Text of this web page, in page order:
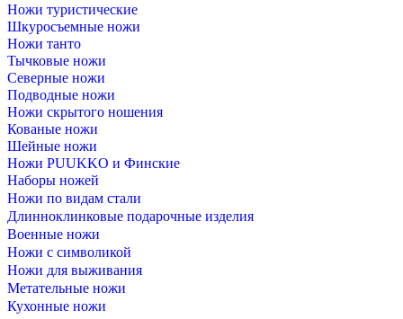
Ножи туристические
Шкуросъемные ножи
Ножи танто
Тычковые ножи
Северные ножи
Подводные ножи
Ножи скрытого ношения
Кованые ножи
Шейные ножи
Ножи PUUKKO и Финские
Наборы ножей
Ножи по видам стали
Длинноклинковые подарочные изделия
Военные ножи
Ножи с символикой
Ножи для выживания
Метательные ножи
Кухонные ножи